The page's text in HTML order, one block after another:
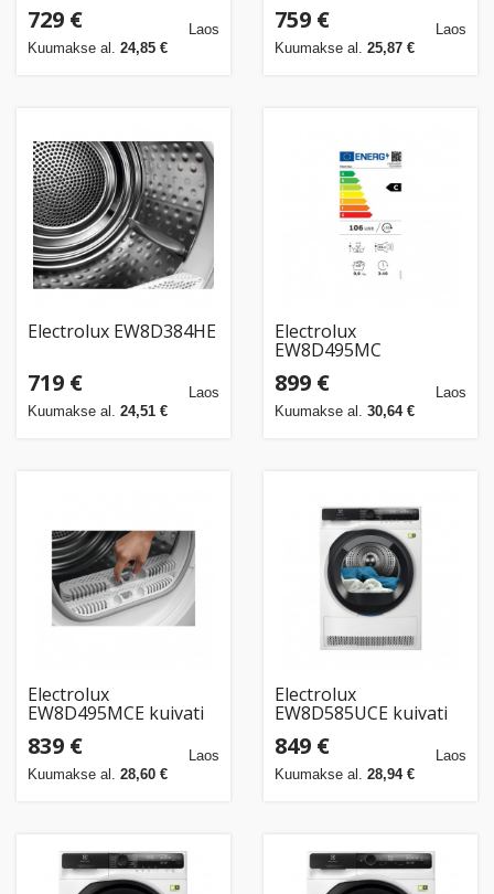
729 €
Kuumakse al. 24,85 €
Laos kuivati, 8 kg, valge
759 €
Kuumakse al. 25,87 €
Laos
Electrolux EW8D384HE
719 €
Kuumakse al. 24,51 €
Laos
Electrolux
EW8D495MC
899 €
Kuumakse al. 30,64 €
Laos
Electrolux
EW8D495MCE kuivati
839 €
Kuumakse al. 28,60 €
Laos
Electrolux
EW8D585UCE kuivati
849 €
Kuumakse al. 28,94 €
Laos